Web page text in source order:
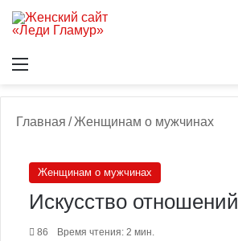
Главная / Женщинам о мужчинах
Женщинам о мужчинах
Искусство отношений
86 Время чтения: 2 мин.